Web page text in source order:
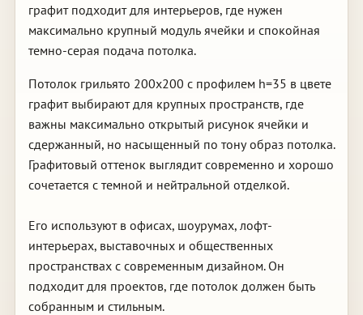
графит подходит для интерьеров, где нужен
максимально крупный модуль ячейки и спокойная
темно-серая подача потолка.
Потолок грильято 200х200 с профилем h=35 в цвете
графит выбирают для крупных пространств, где
важны максимально открытый рисунок ячейки и
сдержанный, но насыщенный по тону образ потолка.
Графитовый оттенок выглядит современно и хорошо
сочетается с темной и нейтральной отделкой.
Его используют в офисах, шоурумах, лофт-
интерьерах, выставочных и общественных
пространствах с современным дизайном. Он
подходит для проектов, где потолок должен быть
собранным и стильным.